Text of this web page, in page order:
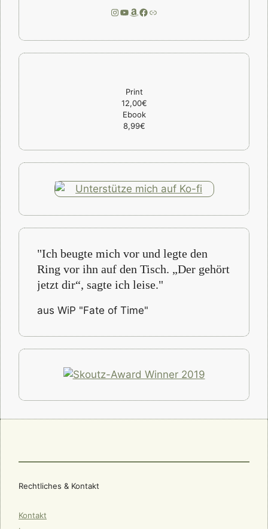
Instagram
YouTube
Amazon
Facebook
Link
Print
12,00€
Ebook
8,99€
"Ich beugte mich vor und legte den
Ring vor ihn auf den Tisch. „Der gehört
jetzt dir“, sagte ich leise."
aus WiP "Fate of Time"
Rechtliches & Kontakt
Kontakt